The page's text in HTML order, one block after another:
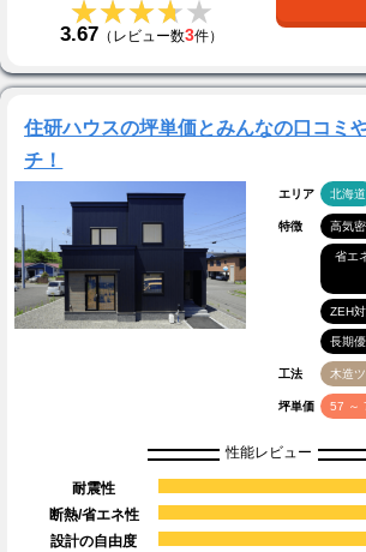
★★★★★
★★★★★
3.67 （レビュー数3件）
住研ハウスの坪単価とみんなの口コミ
チ！
エリア 北海道
特徴 高気
省エ
ZEH
長期
工法 木造
坪単価 57 ～
性能レビュー
耐震性
断熱/省エネ性
設計の自由度